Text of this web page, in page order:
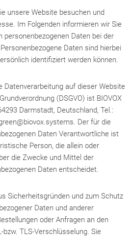
unsere Website besuchen und
Im Folgenden informieren wir Sie
personenbezogenen Daten bei der
Daten sind hierbei
identifiziert werden können.
Datenverarbeitung auf dieser Website
(DSGVO) ist BIOVOX
Darmstadt, Deutschland, Tel.:
. Der für die
Daten Verantwortliche ist
Person, die allein oder
die Zwecke und Mittel der
Daten entscheidet.
Sicherheitsgründen und zum Schutz
Daten und anderer
oder Anfragen an den
TLS-Verschlüsselung. Sie